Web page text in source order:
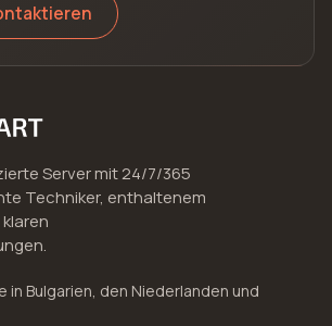
Server mit 24/7/365
Techniker, enthaltenem
in Bulgarien, den Niederlanden und